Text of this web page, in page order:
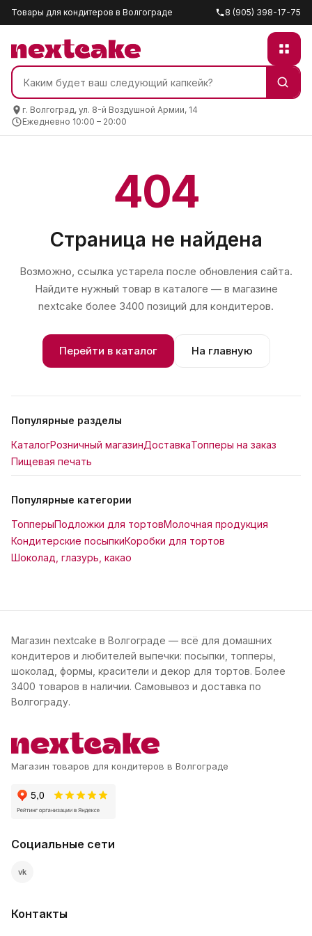
Товары для кондитеров в Волгограде 8 (905) 398-17-75
г. Волгоград, ул. 8-й Воздушной Армии, 14
Ежедневно 10:00 – 20:00
404
Страница не найдена
Возможно, ссылка устарела после обновления сайта.
Найдите нужный товар в каталоге — в магазине
nextcake более 3400 позиций для кондитеров.
Перейти в каталог На главную
Популярные разделы
КаталогРозничный магазинДоставкаТопперы на заказ
Пищевая печать
Популярные категории
ТопперыПодложки для тортовМолочная продукция
Кондитерские посыпкиКоробки для тортов
Шоколад, глазурь, какао
Магазин nextcake в Волгограде — всё для домашних
кондитеров и любителей выпечки: посыпки, топперы,
шоколад, формы, красители и декор для тортов. Более
3400 товаров в наличии. Самовывоз и доставка по
Волгограду.
Магазин товаров для кондитеров в Волгограде
Социальные сети
vk
Контакты